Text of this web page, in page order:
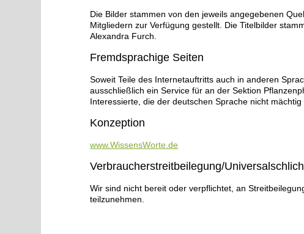
Die Bilder stammen von den jeweils angegebenen
Mitgliedern zur Verfügung gestellt. Die Titelbilder
Alexandra Furch.
Fremdsprachige Seiten
Soweit Teile des Internetauftritts auch in anderen
ausschließlich ein Service für an der Sektion
Interessierte, die der deutschen Sprache nicht
Konzeption
www.WissensWorte.de
Verbraucherstreitbeilegung/
Wir sind nicht bereit oder verpflichtet, an
teilzunehmen.